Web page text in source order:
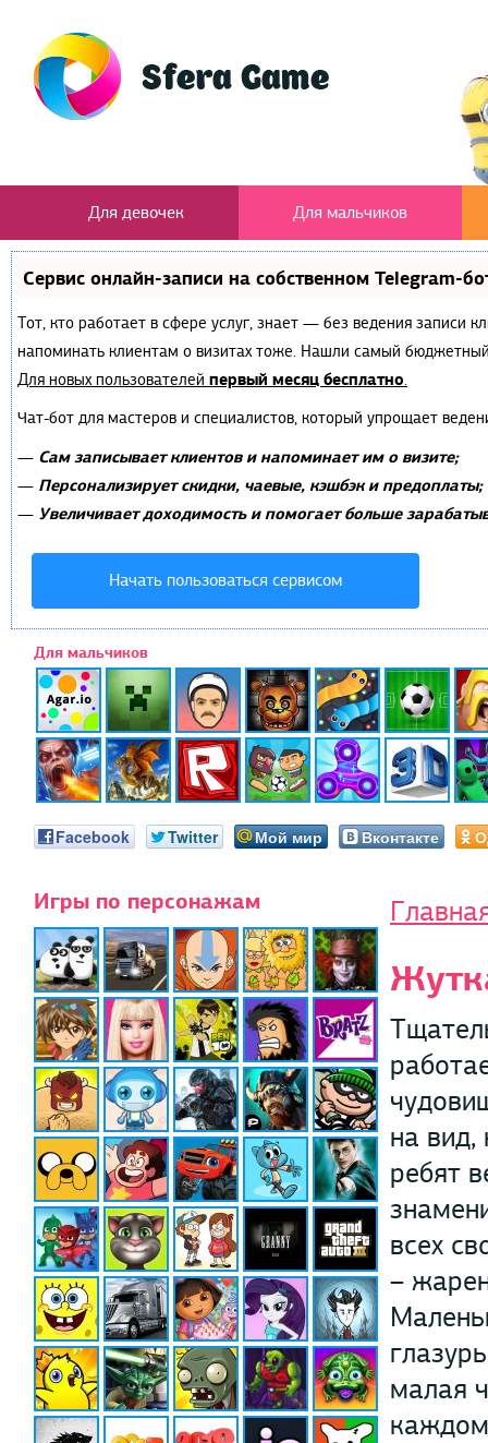
Для девочек Для мальчиков
Сервис онлайн-записи на собственном Telegram-
Тот, кто работает в сфере услуг, знает — без ведения записи
напоминать клиентам о визитах тоже. Нашли самый
Для новых пользователей первый месяц бесплатно.
Чат-бот для мастеров и специалистов, который упрощает
— Сам записывает клиентов и напоминает им о визите;
— Персонализирует скидки, чаевые, кэшбэк и предоплаты;
— Увеличивает доходимость и помогает больше
Начать пользоваться сервисом
Для мальчиков
Facebook Twitter Мой мир Вконтакте
Игры по персонажам
на вид,
ребят
всех
–
малая